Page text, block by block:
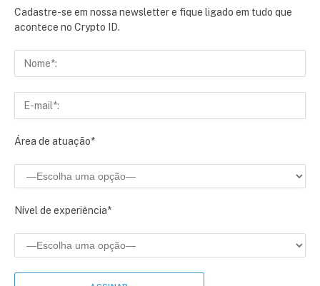
Cadastre-se em nossa newsletter e fique ligado em tudo que
acontece no Crypto ID.
Área de atuação*
Nível de experiência*